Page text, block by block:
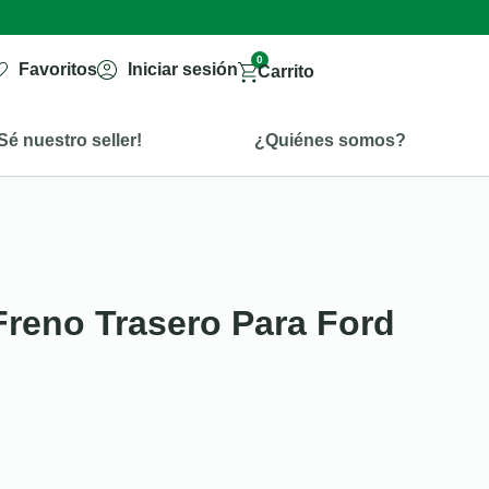
Favoritos Iniciar sesión
0
Carrito
nuestro seller! ¿Quiénes somos?
Trasero Para Ford